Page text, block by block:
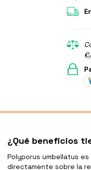
¿Qué beneficios
Polyporus umbellatus
directamente sobre la